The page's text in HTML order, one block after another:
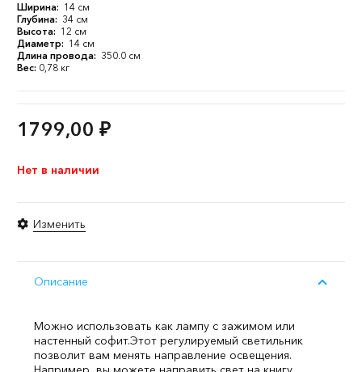
Ширина: 14 см
Глубина: 34 см
Высота: 12 см
Диаметр: 14 см
Длина провода: 350.0 см
Вес: 0,78 кг
1799,00 ₽
Нет в наличии
Изменить
Описание
Можно использовать как лампу с зажимом или
настенный софит.Этот регулируемый светильник
позволит вам менять направление освещения.